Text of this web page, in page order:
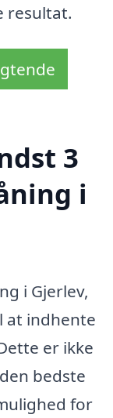
resultat.
3
i
i Gjerlev,
at indhente
er ikke
bedste
for